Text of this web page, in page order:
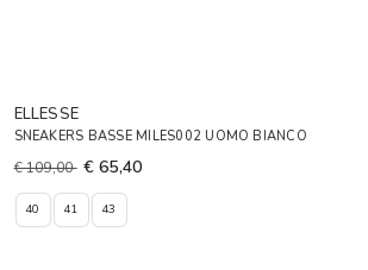
ELLESSE
SNEAKERS BASSE MILES002 UOMO BIANCO
€ 109,00 € 65,40
40 41 43